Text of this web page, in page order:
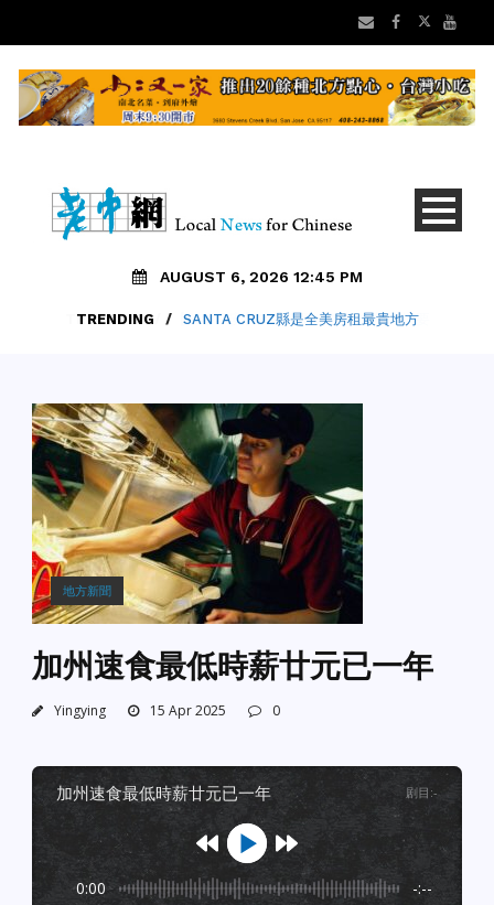
AUGUST 6, 2026 12:45 PM
TRENDING / SANTA CRUZ縣是全美房租最貴地方
地方新聞
加州速食最低時薪廿元已一年
Yingying 15 Apr 2025 0
加州速食最低時薪廿元已一年 剧目 :-
0:00 -:--